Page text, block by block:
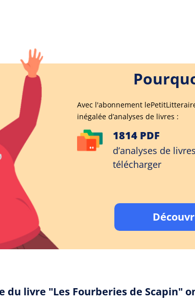
Avec l'abonnement
inégalée d’analyses de livres :
1814 PDF
d’analyses de
télécharger
livre "Les Fourberies de Scapin"